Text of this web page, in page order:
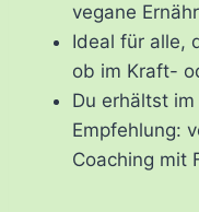
vegane
Ideal für alle,
ob im Kraft-
Du erhältst
Empfehlung:
Coaching mit